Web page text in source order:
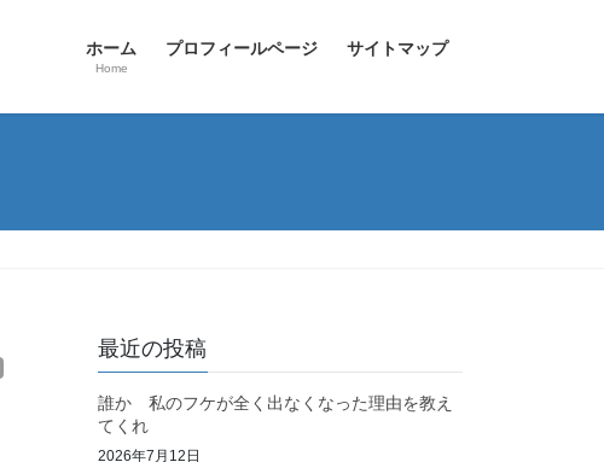
ホーム
Home
プロフィールページ サイトマップ
最近の投稿
誰か 私のフケが全く出なくなった理由を教え
てくれ
2026年7月12日